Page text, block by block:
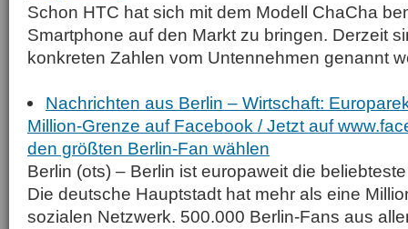
Schon HTC hat sich mit dem Modell ChaCha
Smartphone auf den Markt zu bringen. Derzeit
konkreten Zahlen vom Untennehmen genannt
Nachrichten aus Berlin – Wirtschaft:
Million-Grenze auf Facebook / Jetzt auf
den größten Berlin-Fan wählen
Berlin (ots) – Berlin ist europaweit die
Die deutsche Hauptstadt hat mehr als eine
sozialen Netzwerk. 500.000 Berlin-Fans aus